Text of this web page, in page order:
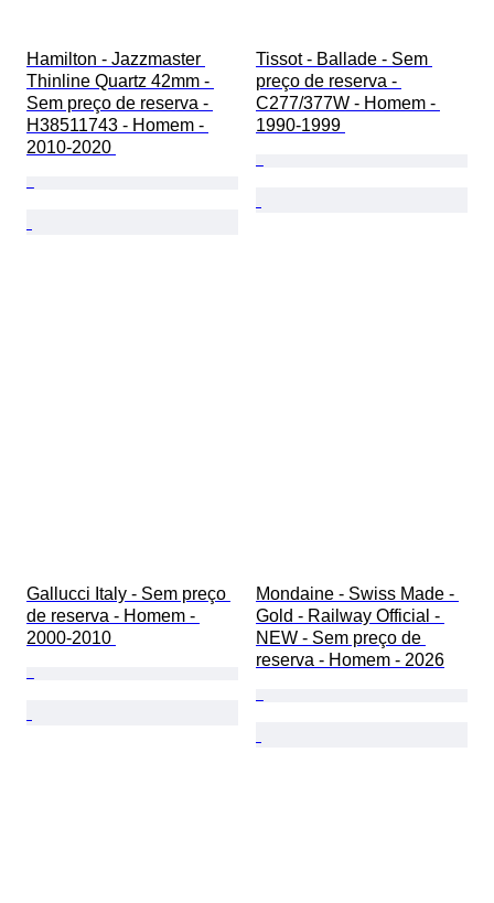
Hamilton - Jazzmaster
Thinline Quartz 42mm -
Sem preço de reserva -
H38511743 - Homem -
2010-2020
Tissot - Ballade - Sem
preço de reserva -
C277/377W - Homem -
1990-1999
Gallucci Italy - Sem preço
de reserva - Homem -
2000-2010
Mondaine - Swiss Made -
Gold - Railway Official -
NEW - Sem preço de
reserva - Homem - 2026